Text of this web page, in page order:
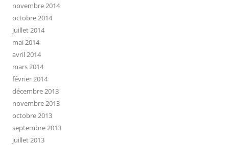
novembre 2014
octobre 2014
juillet 2014
mai 2014
avril 2014
mars 2014
février 2014
décembre 2013
novembre 2013
octobre 2013
septembre 2013
juillet 2013